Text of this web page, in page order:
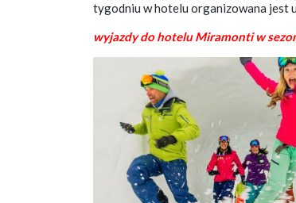
tygodniu w hotelu organizowana jest
wyjazdy do hotelu Miramonti w